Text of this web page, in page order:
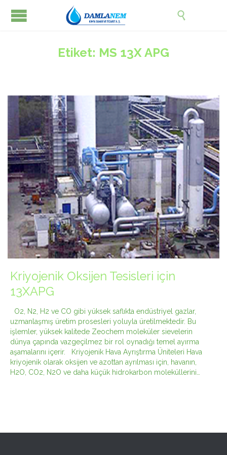

Etiket: MS 13X APG
Kriyojenik Oksijen Tesisleri için
13XAPG
O2, N2, H2 ve CO gibi yüksek saflıkta endüstriyel gazlar,
uzmanlaşmış üretim prosesleri yoluyla üretilmektedir. Bu
işlemler, yüksek kalitede Zeochem moleküler sievelerin
dünya çapında vazgeçilmez bir rol oynadığı temel ayırma
aşamalarını içerir. Kriyojenik Hava Ayrıştırma Üniteleri Hava
kriyojenik olarak oksijen ve azottan ayrılması için, havanın,
H2O, CO2, N2O ve daha küçük hidrokarbon moleküllerini…